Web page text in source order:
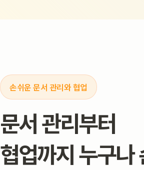
손쉬운 문서 관리와 협업
문서 관리부터
협업까지 누구나